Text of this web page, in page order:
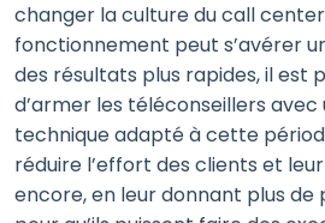
changer la culture du call
fonctionnement peut s’avérer
des résultats plus rapides, il est
d’armer les téléconseillers avec
technique adapté à cette
réduire l’effort des clients et
encore, en leur donnant plus